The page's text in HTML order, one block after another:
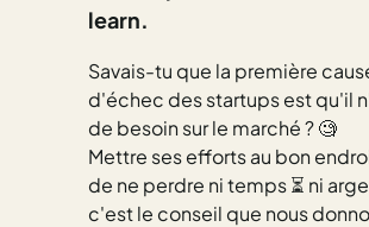
learn.
Savais-tu que la première
d'échec des startups est qu'il
de besoin sur le marché ? 🧐
Mettre ses efforts au bon
de ne perdre ni temps ⏳ ni
c'est le conseil que nous